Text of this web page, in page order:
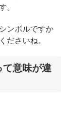
。
ンボルですか
ださいね。
て意味が違